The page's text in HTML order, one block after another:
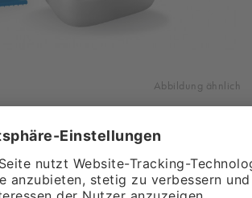
Abbildung ähnlich